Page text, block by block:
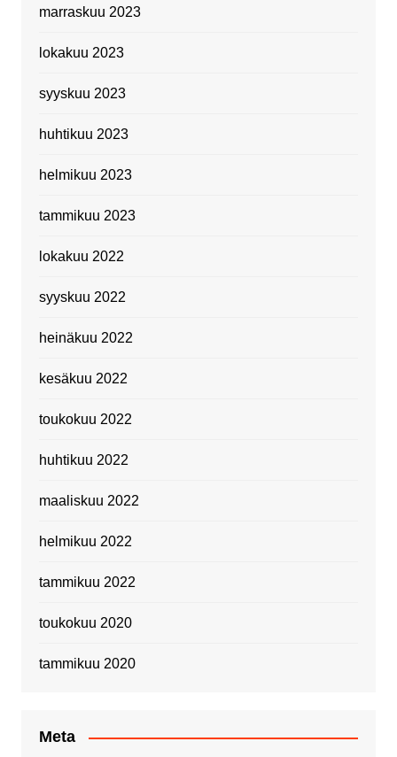
marraskuu 2023
lokakuu 2023
syyskuu 2023
huhtikuu 2023
helmikuu 2023
tammikuu 2023
lokakuu 2022
syyskuu 2022
heinäkuu 2022
kesäkuu 2022
toukokuu 2022
huhtikuu 2022
maaliskuu 2022
helmikuu 2022
tammikuu 2022
toukokuu 2020
tammikuu 2020
Meta